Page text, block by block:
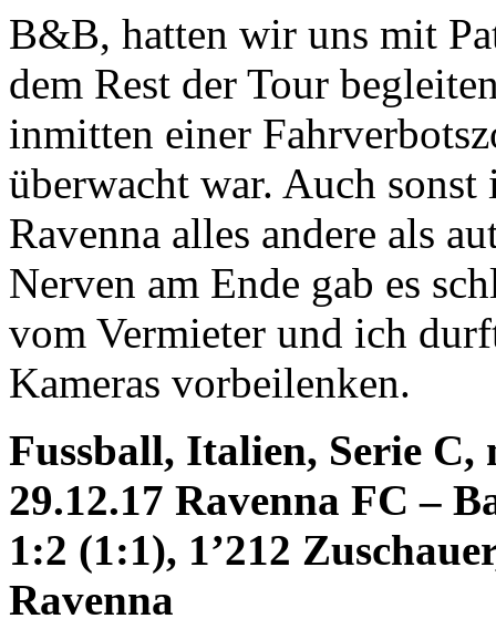
B&B, hatten wir uns mit
dem Rest der Tour
inmitten einer
überwacht war. Auch
Ravenna alles andere als
Nerven am Ende gab es
vom Vermieter und ich
Kameras vorbeilenken.
Fussball, Italien, Serie C,
29.12.17 Ravenna FC –
1:2 (1:1), 1’212
Ravenna